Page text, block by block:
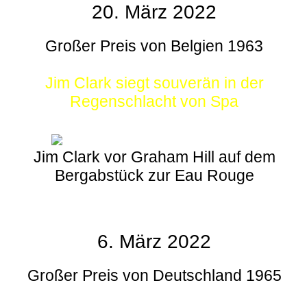
20. März 2022
Großer Preis von Belgien 1963
Jim Clark siegt souverän in der
Regenschlacht von Spa
Jim Clark vor Graham Hill auf dem
Bergabstück zur Eau Rouge
6. März 2022
Großer Preis von Deutschland 1965